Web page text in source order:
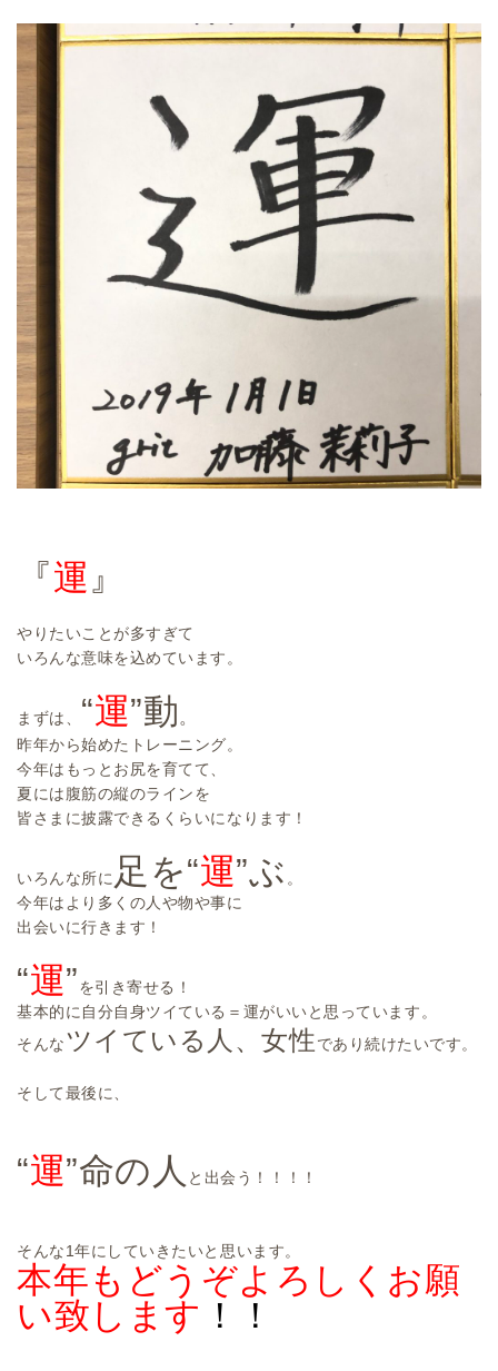
『運 』
やりたいことが多すぎて
いろんな意味を込めています。
まずは、 “運”動 。
昨年から始めたトレーニング。
今年はもっとお尻を育てて、
夏には腹筋の縦のラインを
皆さまに披露できるくらいになります！
いろんな所に 足を“運”ぶ 。
今年はより多くの人や物や事に
出会いに行きます！
“運” を引き寄せる！
基本的に自分自身ツイている＝運がいいと思っています。
そんな ツイている人、女性 であり続けたいです。
そして最後に、
“運”命の人 と出会う！！！！
そんな1年にしていきたいと思います。
本年もどうぞよろしくお願
い致します ！！